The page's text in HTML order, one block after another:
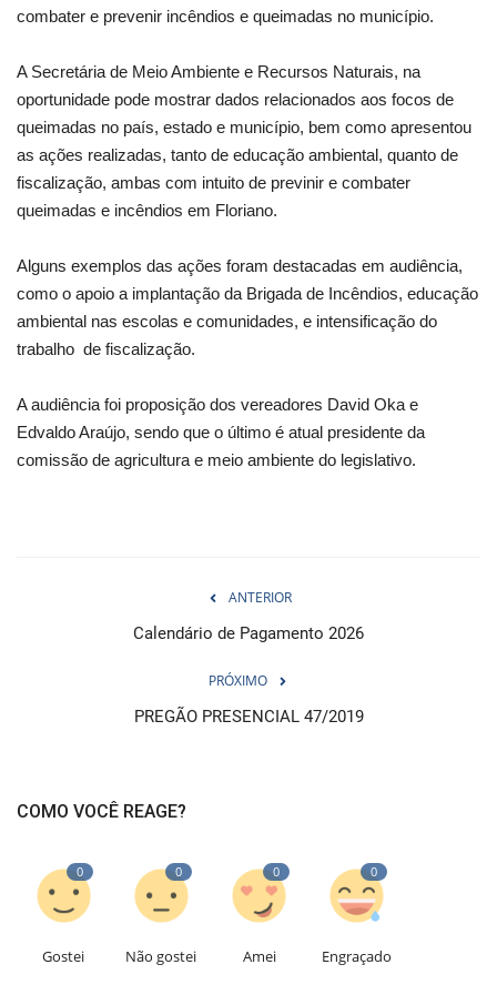
combater e prevenir incêndios e queimadas no município.
A Secretária de Meio Ambiente e Recursos Naturais, na
oportunidade pode mostrar dados relacionados aos focos de
queimadas no país, estado e município, bem como apresentou
as ações realizadas, tanto de educação ambiental, quanto de
fiscalização, ambas com intuito de previnir e combater
queimadas e incêndios em Floriano.
Alguns exemplos das ações foram destacadas em audiência,
como o apoio a implantação da Brigada de Incêndios, educação
ambiental nas escolas e comunidades, e intensificação do
trabalho de fiscalização.
A audiência foi proposição dos vereadores David Oka e
Edvaldo Araújo, sendo que o último é atual presidente da
comissão de agricultura e meio ambiente do legislativo.
ANTERIOR
Calendário de Pagamento 2026
PRÓXIMO
PREGÃO PRESENCIAL 47/2019
COMO VOCÊ REAGE?
0
Gostei
0
Não gostei
0
Amei
0
Engraçado